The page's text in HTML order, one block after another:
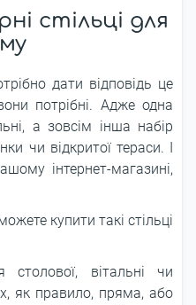
стільці для
дати відповідь це
потрібні. Адже одна
а зовсім інша набір
чи відкритої тераси. І
інтернет-магазині,
купити такі стільці
столової, вітальні чи
як правило, пряма, або